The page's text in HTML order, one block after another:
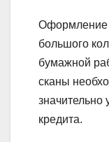
Оформление
большого
бумажной
сканы
кредита.